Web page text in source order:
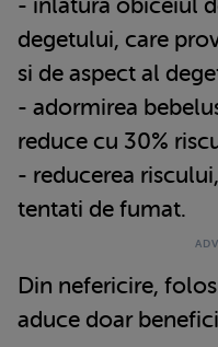
degetului, care
si de aspect al
- adormirea
reduce cu 30%
- reducerea
tentati de fumat.
Din nefericire,
aduce doar